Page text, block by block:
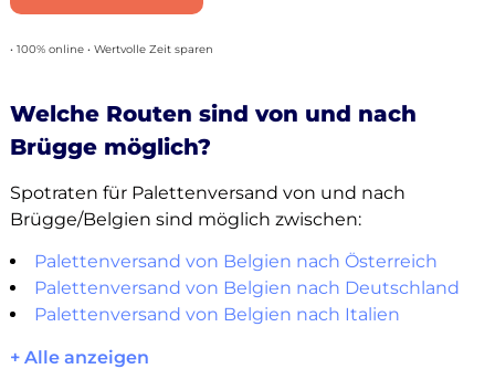
• 100% online • Wertvolle Zeit sparen
Welche Routen sind von und nach
Brügge möglich?
Spotraten für Palettenversand von und nach
Brügge/Belgien sind möglich zwischen:
Palettenversand von Belgien nach Österreich
Palettenversand von Belgien nach Deutschland
Palettenversand von Belgien nach Italien
+ Alle anzeigen